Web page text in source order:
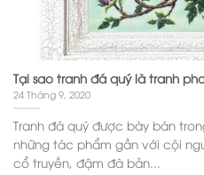
Tại sao tranh đá quý là tranh
24 Tháng 9, 2020
Tranh đá quý được bày bán
những tác phẩm gần với cội
cổ truyền, đậm đà bản...